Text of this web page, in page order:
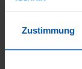
Zustimmung
Abläufe,
die zuvor
dem Einsatz